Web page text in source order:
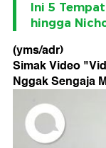
Ini 5
hingga
(yms/adr)
Simak Video "
Nggak Sengaja